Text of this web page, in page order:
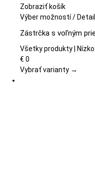
Zobraziť košík
Výber možnostíTento
má
viacero
/
Zástrčka s voľným
Všetky produkty |
€ 0
Vybrať varianty →